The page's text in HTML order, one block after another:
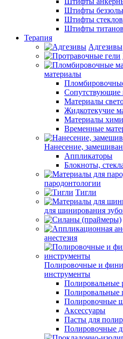
Штифты
Штифты
Штифты
Терапия
Адгезивы
материалы
Сопутствующие
Материалы
Жидкотекучие
Материалы
Временные
Нанесение,
Аппликаторы
Блокноты,
пародонтологии
Тигли
для шинирования
анестезия
Полировочные и
инструменты
Полировальные
Полировальные
Полировочные
Аксессуары
Пасты для
Полировочные